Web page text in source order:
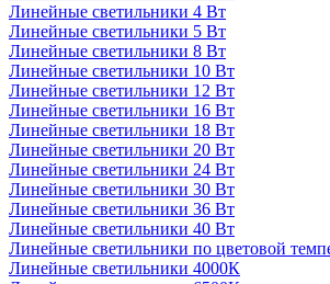
Линейные светильники 4 Вт
Линейные светильники 5 Вт
Линейные светильники 8 Вт
Линейные светильники 10 Вт
Линейные светильники 12 Вт
Линейные светильники 16 Вт
Линейные светильники 18 Вт
Линейные светильники 20 Вт
Линейные светильники 24 Вт
Линейные светильники 30 Вт
Линейные светильники 36 Вт
Линейные светильники 40 Вт
Линейные светильники по цветовой
Линейные светильники 4000К